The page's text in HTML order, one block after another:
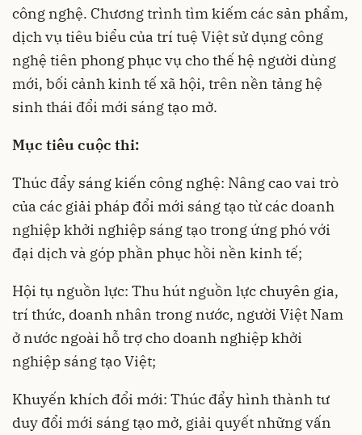
công nghệ. Chương trình tìm kiếm các sản phẩm,
dịch vụ tiêu biểu của trí tuệ Việt sử dụng công
nghệ tiên phong phục vụ cho thế hệ người dùng
mới, bối cảnh kinh tế xã hội, trên nền tảng hệ
sinh thái đổi mới sáng tạo mở.
Mục tiêu cuộc thi:
Thúc đẩy sáng kiến công nghệ: Nâng cao vai trò
của các giải pháp đổi mới sáng tạo từ các doanh
nghiệp khởi nghiệp sáng tạo trong ứng phó với
đại dịch và góp phần phục hồi nền kinh tế;
Hội tụ nguồn lực: Thu hút nguồn lực chuyên gia,
trí thức, doanh nhân trong nước, người Việt Nam
ở nước ngoài hỗ trợ cho doanh nghiệp khởi
nghiệp sáng tạo Việt;
Khuyến khích đổi mới: Thúc đẩy hình thành tư
duy đổi mới sáng tạo mở, giải quyết những vấn